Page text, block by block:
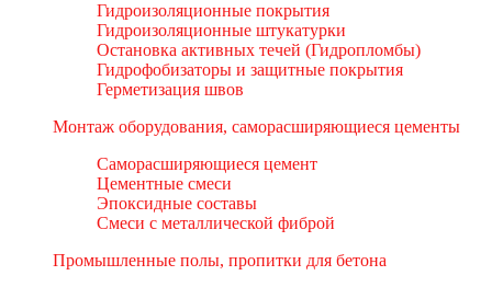
Гидроизоляционные покрытия
Гидроизоляционные штукатурки
Остановка активных течей (Гидропломбы)
Гидрофобизаторы и защитные покрытия
Герметизация швов
Монтаж оборудования, саморасширяющиеся цементы
Саморасширяющиеся цемент
Цементные смеси
Эпоксидные составы
Смеси с металлической фиброй
Промышленные полы, пропитки для бетона